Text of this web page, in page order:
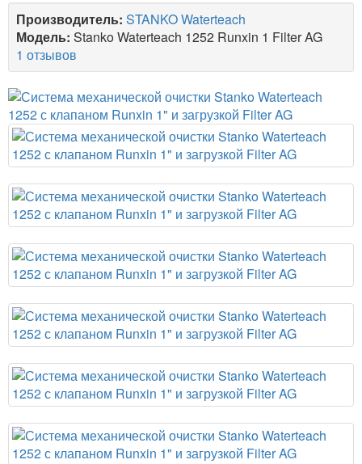
Производитель: STANKO Waterteach
Модель: Stanko Waterteach 1252 Runxin 1 Filter AG
1 отзывов